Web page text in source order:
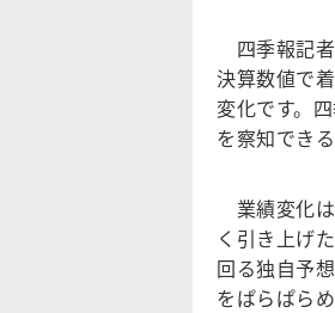
四季報記
決算数値で
変化です。
を察知でき
業績変化
く引き上げ
回る独自予
をぱらぱら